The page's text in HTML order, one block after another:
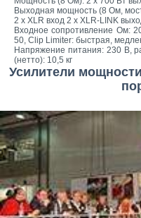
Выходная мощность (8 Ом,
2 х XLR вход 2 х XLR-LINK
Входное сопротивление Ом:
50, Clip Limiter: быстрая,
Напряжение питания: 230 В,
(нетто): 10,5 кг
Усилители